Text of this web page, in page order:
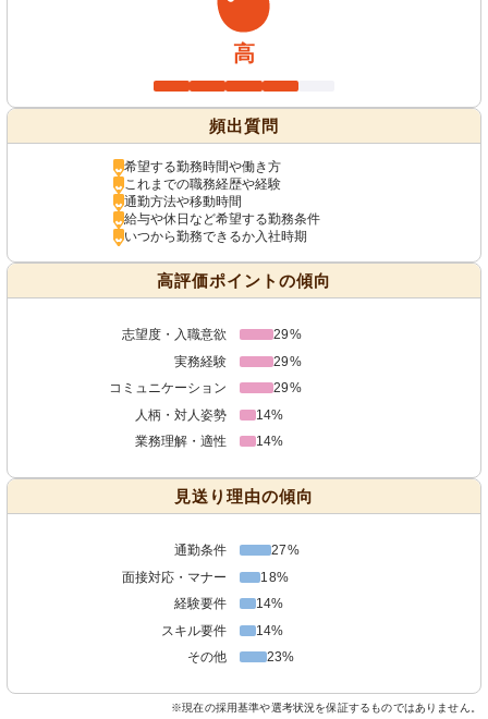
高
頻出質問
希望する勤務時間や働き方
これまでの職務経歴や経験
通勤方法や移動時間
給与や休日など希望する勤務条件
いつから勤務できるか入社時期
高評価ポイントの傾向
志望度・入職意欲
29%
実務経験
29%
コミュニケーション
29%
人柄・対人姿勢
14%
業務理解・適性
14%
見送り理由の傾向
通勤条件
27%
面接対応・マナー
18%
経験要件
14%
スキル要件
14%
その他
23%
※現在の採用基準や選考状況を保証するものではありません。